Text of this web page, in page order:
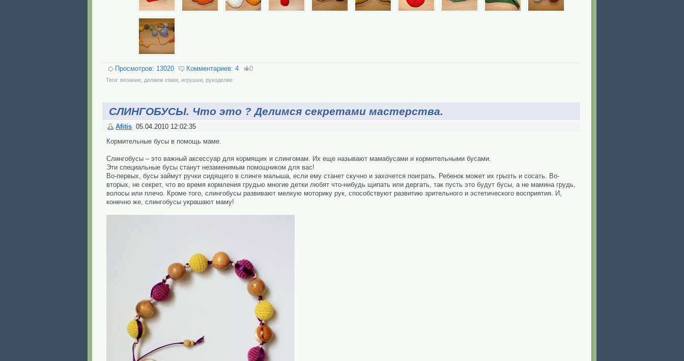
Просмотров: 13020 Комментариев: 4 0
Теги: вязание, делаем сами, игрушки, рукоделие
СЛИНГОБУСЫ. Что это ? Делимся секретами мастерства.
Afitis 05.04.2010 12:02:35
Кормительные бусы в помощь маме.
Слингобусы – это важный аксессуар для кормящих и слингомам. Их еще называют мамабусами и кормительными бусами.
Эти специальные бусы станут незаменимым помощником для вас!
Во-первых, бусы займут ручки сидящего в слинге малыша, если ему станет скучно и захочется поиграть. Ребенок может их грызть и сосать. Во-
вторых, не секрет, что во время кормления грудью многие детки любят что-нибудь щипать или дергать, так пусть это будут бусы, а не мамина грудь,
волосы или плечо. Кроме того, слингобусы развивают мелкую моторику рук, способствуют развитию зрительного и эстетического восприятия. И,
конечно же, слингобусы украшают маму!